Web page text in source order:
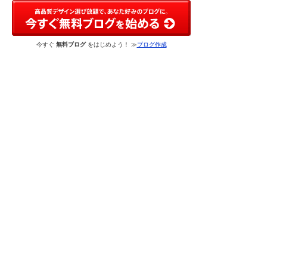
今すぐ 無料ブログをはじめよう！ ≫ブログ作成